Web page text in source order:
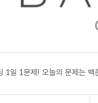
1일 1문제! 오늘의 문제는 백